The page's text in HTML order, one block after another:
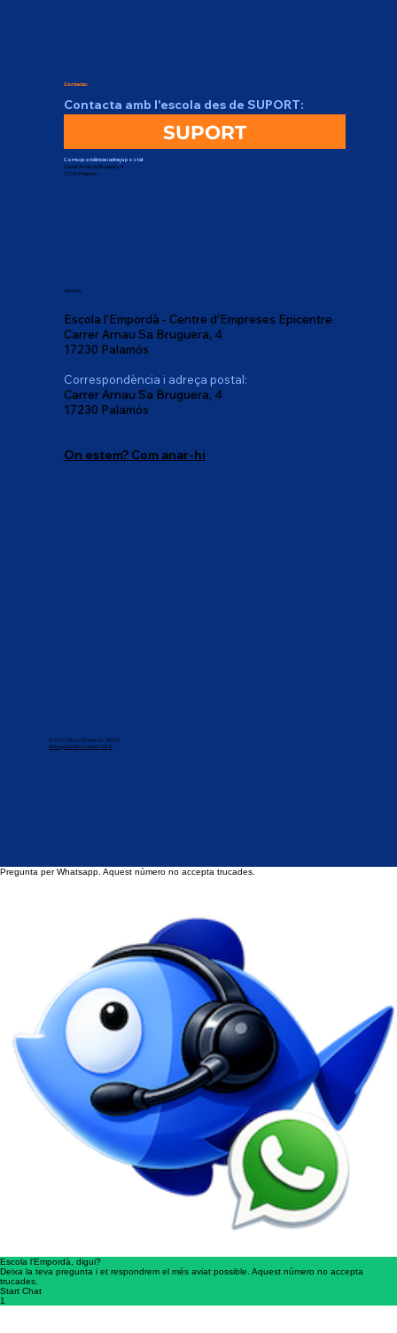
Contacte:
Contacta amb l'escola des de SUPORT:
SUPORT
Correspondència i adreça postal:
Carrer Arnau Sa Bruguera, 4
17230 Palamós
© 2026 Escola l'Empordà - AEGLE
Avís legai i política de privacitat
Oficines:
Escola l'Empordà - Centre d'Empreses Epicentre
Carrer Arnau Sa Bruguera, 4
17230 Palamós
Correspondència i adreça postal:
Carrer Arnau Sa Bruguera, 4
17230 Palamós
On estem? Com anar-hi
Pregunta per Whatsapp. Aquest número no accepta trucades.
Escola l'Empordà, digui?
Deixa la teva pregunta i et respondrem el més aviat possible. Aquest número no accepta
trucades.
Start Chat
1